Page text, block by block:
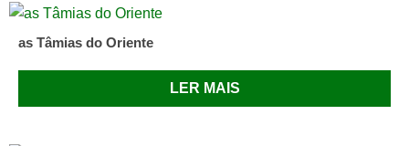
as Tâmias do Oriente
LER MAIS